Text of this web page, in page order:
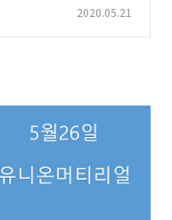
2020.05.21